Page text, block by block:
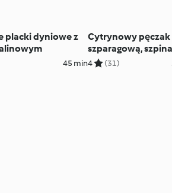
placki dyniowe z
45 min
Cytrynowy pęczak
szparagową,
suszonymi
4 (31)